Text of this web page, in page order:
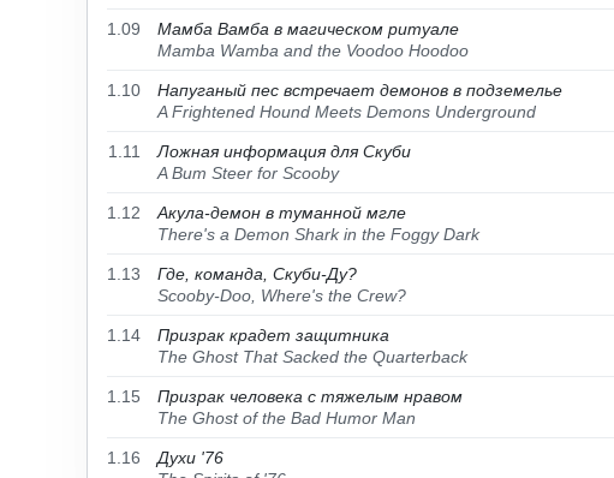
1.09
Мамба Вамба в магическом ритуале
Mamba Wamba and the Voodoo Hoodoo
1.10
Напуганый пес встречает демонов в подземелье
A Frightened Hound Meets Demons Underground
1.11
Ложная информация для Скуби
A Bum Steer for Scooby
1.12
Акула-демон в туманной мгле
There's a Demon Shark in the Foggy Dark
1.13
Где, команда, Скуби-Ду?
Scooby-Doo, Where's the Crew?
1.14
Призрак крадет защитника
The Ghost That Sacked the Quarterback
1.15
Призрак человека с тяжелым нравом
The Ghost of the Bad Humor Man
1.16
Духи '76